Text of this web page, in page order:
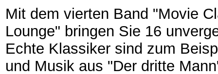
Mit dem vierten Band "Movie
Lounge" bringen Sie 16
Echte Klassiker sind zum
und Musik aus "Der dritte